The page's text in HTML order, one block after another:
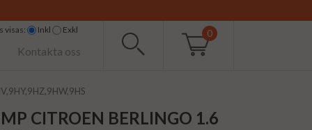
0
visas: Inkl Exkl
Kontakta oss
CITROEN BERLINGO 1.6